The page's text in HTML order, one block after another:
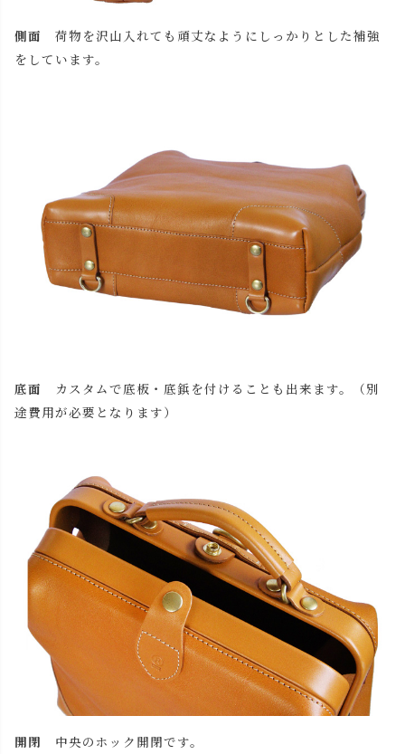
レッド カートに入れる
側面 荷物を沢山入れても頑丈なようにしっかりとした補強
をしています。
底面 カスタムで底板・底鋲を付けることも出来ます。（別
途費用が必要となります）
開閉 中央のホック開閉です。